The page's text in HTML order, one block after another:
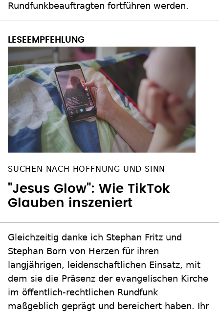
Rundfunkbeauftragten fortführen werden.
SUCHEN NACH HOFFNUNG UND SINN
"Jesus Glow": Wie TikTok
Glauben inszeniert
Gleichzeitig danke ich Stephan Fritz und
Stephan Born von Herzen für ihren
langjährigen, leidenschaftlichen Einsatz, mit
dem sie die Präsenz der evangelischen Kirche
im öffentlich-rechtlichen Rundfunk
maßgeblich geprägt und bereichert haben. Ihr